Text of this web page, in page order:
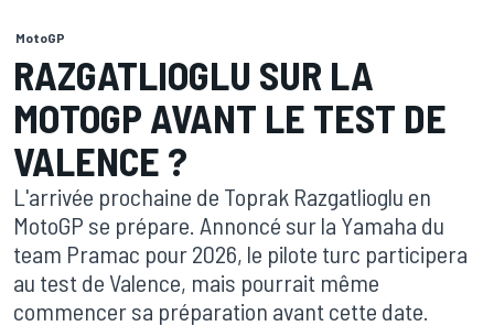
MotoGP
RAZGATLIOGLU SUR LA
MOTOGP AVANT LE TEST DE
VALENCE ?
L'arrivée prochaine de Toprak Razgatlioglu en
MotoGP se prépare. Annoncé sur la Yamaha du
team Pramac pour 2026, le pilote turc participera
au test de Valence, mais pourrait même
commencer sa préparation avant cette date.